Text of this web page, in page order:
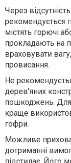
Через
рекомендується
містять горючі
прокладають на
враховувати
провисання.
Не
дерев'яних
пошкоджень. Для
краще
гофри.
Можливе
дотриманні